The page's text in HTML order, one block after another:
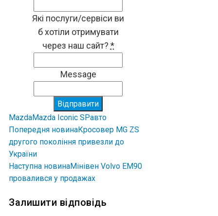
Які послуги/сервіси ви
б хотіли отримувати
через наш сайт? *
Message
Відправити
MazdaMazda Iconic SPавто
Попередня новинаКросовер MG ZS
другого покоління привезли до
України
Наступна новинаМінівен Volvo EM90
провалився у продажах
Залишити відповідь